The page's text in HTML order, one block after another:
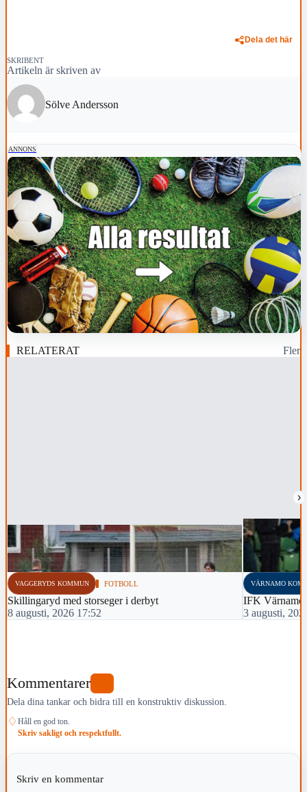
Dela det här
SKRIBENT
Artikeln är skriven av
Sölve Andersson
ANNONS
RELATERAT Fler
›
VAGGERYDS KOMMUN FOTBOLL
Skillingaryd med storseger i derbyt
8 augusti, 2026 17:52
VÄRNAMO
IFK Värnamo
3 augusti,
Kommentarer
Dela dina tankar och bidra till en konstruktiv diskussion.
♢ Håll en god ton.
Skriv sakligt och respektfullt.
Skriv en kommentar